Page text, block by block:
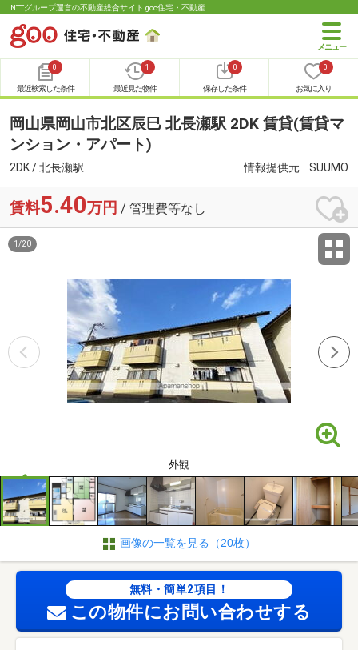
NTTグループ運営の不動産総合サイト goo住宅・不動産
0
最近検索した条件
1
最近見た物件
0
保存した条件
0
お気に入り
岡山県岡山市北区辰巳 北長瀬駅 2DK 賃貸(賃貸マ
ンション・アパート)
2DK / 北長瀬駅 情報提供元 SUUMO
賃料5.40万円 / 管理費等なし
外観
1 /20
画像の一覧を見る（20枚）
無料・簡単2項目！
この物件にお問い合わせする